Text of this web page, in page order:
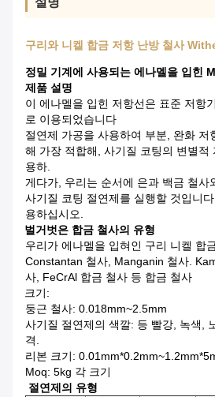
구리와 니켈 합금 저항 난방 철사
정밀 기계에 사용되는 에나멜을 입힌
제품 설명
이 에나멜을 입힌 저항선은 표준 저항
로 이용되었습니다
절연제 가공을 사용하여 부분, 완화 저
해 가장 적합해, 사기질 코팅의 변별적
용하.
게다가, 우리는 순서에 은과 백금 철사
사기질 코팅 절연제를 실행할 것입니
용하십시오.
벌거벗은 합금 철사의 유형
우리가 에나멜을 입혀인 구리 니켈 합
Constantan 철사, Manganin 철사.
사, FeCrAl 합금 철사 등 합금 철사
크기:
둥근 철사: 0.018mm~2.5mm
사기질 절연제의 색깔: 등 빨강, 녹색,
격.
리본 크기:
Moq: 5kg 각 크기
절연제의 유형